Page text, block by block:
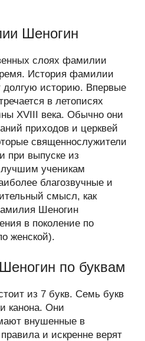
Шеногин
слоях фамилии
История фамилии
долгую историю. Впервые
в летописях
XVIII века. Обычно они
приходов и церквей
священнослужители
при выпуске из
ученикам
благозвучные и
смысл, как
Шеногин
в поколение по
женской).
по буквам
из 7 букв. Семь букв
канона. Они
внушенные в
и искренне верят